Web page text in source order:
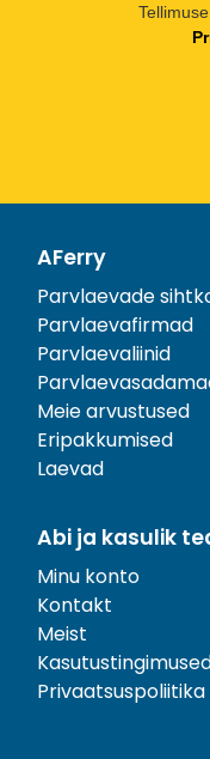
AFerry
Parvlaevade
Parvlaevafirmad
Parvlaevaliinid
Meie arvustused
Eripakkumised
Laevad
Abi ja kasulik
Minu konto
Kontakt
Meist
Privaatsuspoliitika